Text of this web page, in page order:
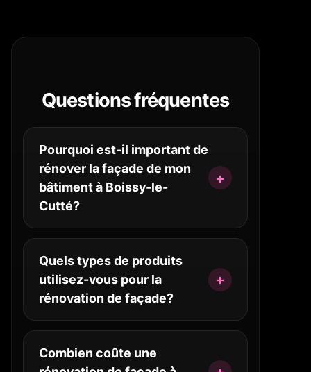
Questions fréquentes
Pourquoi est-il important de
rénover la façade de mon
bâtiment à Boissy-le-
Cutté?
Quels types de produits
utilisez-vous pour la
rénovation de façade?
Combien coûte une